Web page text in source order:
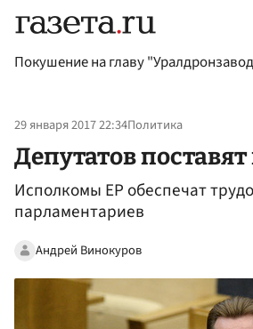
Покушение на главу
29 января 2017 22:34Политика
Депутатов
Исполкомы ЕР обеспечат
парламентариев
Андрей Винокуров